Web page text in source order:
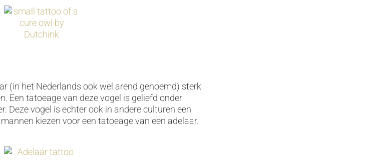
(in het Nederlands ook wel arend genoemd) sterk
Een tatoeage van deze vogel is geliefd onder
Deze vogel is echter ook in andere culturen een
kiezen voor een tatoeage van een adelaar.